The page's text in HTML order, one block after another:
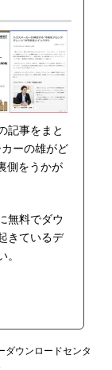
記事をまと
ーの雄がど
側をうかが
無料でダウ
きているデ
ダウンロードセンタ